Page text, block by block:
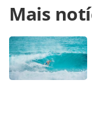
https://
estatisticas/2018/
mais-claras-sobre-
ferramentas
produzido pela
legislação
Mais